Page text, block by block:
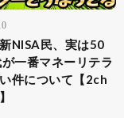
新NISA民、実は50
一番マネーリテラ
件について【2ch